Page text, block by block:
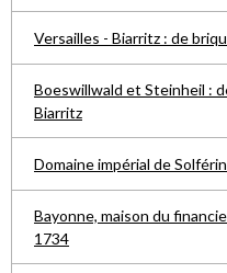
Versailles - Biarritz : de
Boeswillwald et Steinheil :
Biarritz
Domaine impérial de
Bayonne, maison du
1734